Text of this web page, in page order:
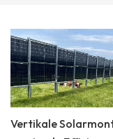
Vertikale